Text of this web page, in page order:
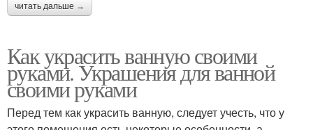
читать дальше →
Как украсить ванную своими
руками. Украшения для ванной
своими руками
Перед тем как украсить ванную, следует учесть, что у